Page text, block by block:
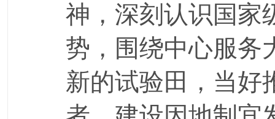
神，深刻认识国家
势，围绕中心服务
新的试验田，当好